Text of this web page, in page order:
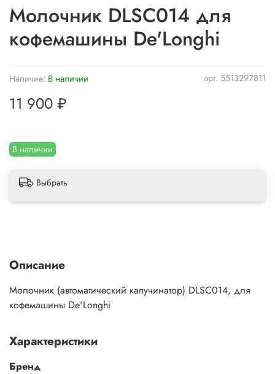
арт. 5513297811
Наличие: В наличии
В наличии
Молочник DLSC014 для
кофемашины De'Longhi
11 900 ₽
Выбрать
Описание
Молочник (автоматический капучинатор) DLSC014, для
кофемашины De'Longhi
Характеристики
Бренд